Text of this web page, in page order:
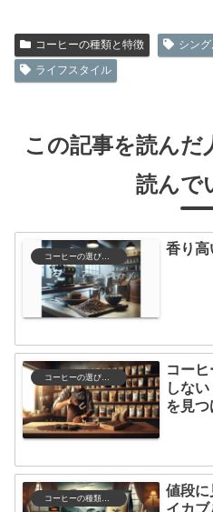
コーヒーの種類と特徴 シン
ライフスタイル
この記事を読んだ
読んで
香り高
コー
しな
を見つ
値段に
イカ